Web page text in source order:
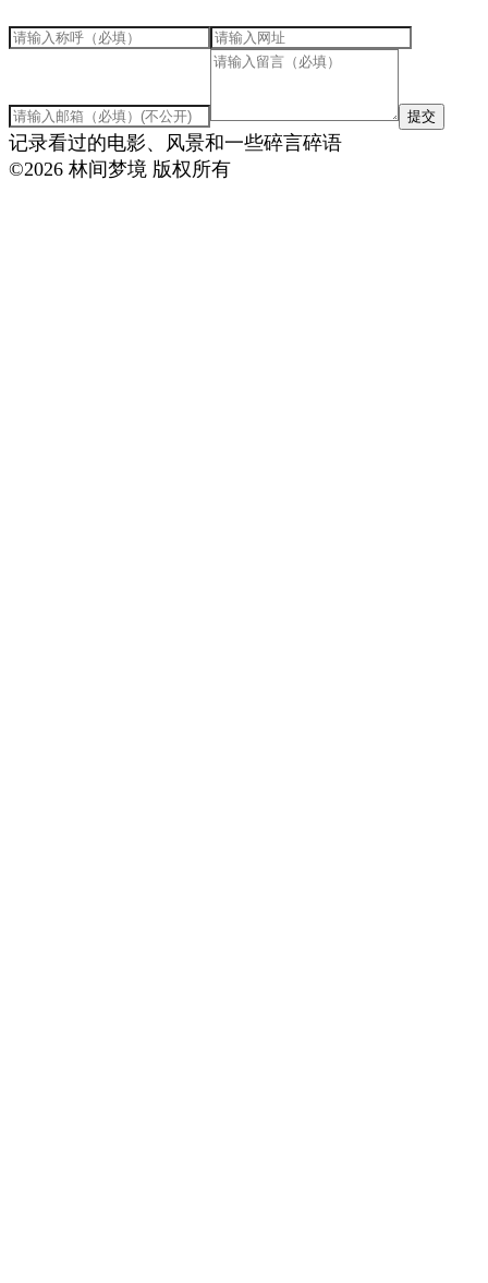
提交
记录看过的电影、风景和一些碎言碎语
©2026 林间梦境 版权所有